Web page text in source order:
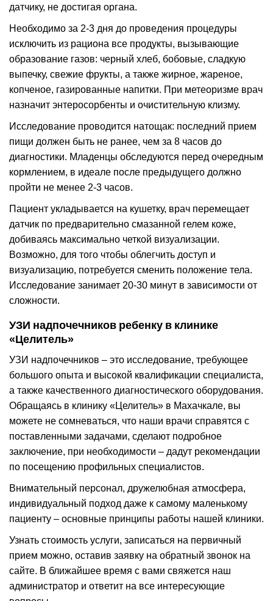
датчику, не достигая органа.
Необходимо за 2-3 дня до проведения процедуры
исключить из рациона все продукты, вызывающие
образование газов: черный хлеб, бобовые, сладкую
выпечку, свежие фрукты, а также жирное, жареное,
копченое, газированные напитки. При метеоризме врач
назначит энтеросорбенты и очистительную клизму.
Исследование проводится натощак: последний прием
пищи должен быть не ранее, чем за 8 часов до
диагностики. Младенцы обследуются перед очередным
кормлением, в идеале после предыдущего должно
пройти не менее 2-3 часов.
Пациент укладывается на кушетку, врач перемещает
датчик по предварительно смазанной гелем коже,
добиваясь максимально четкой визуализации.
Возможно, для того чтобы облегчить доступ и
визуализацию, потребуется сменить положение тела.
Исследование занимает 20-30 минут в зависимости от
сложности.
УЗИ надпочечников ребенку в клинике
«Целитель»
УЗИ надпочечников – это исследование, требующее
большого опыта и высокой квалификации специалиста,
а также качественного диагностического оборудования.
Обращаясь в клинику «Целитель» в Махачкале, вы
можете не сомневаться, что наши врачи справятся с
поставленными задачами, сделают подробное
заключение, при необходимости – дадут рекомендации
по посещению профильных специалистов.
Внимательный персонал, дружелюбная атмосфера,
индивидуальный подход даже к самому маленькому
пациенту – основные принципы работы нашей клиники.
Узнать стоимость услуги, записаться на первичный
прием можно, оставив заявку на обратный звонок на
сайте. В ближайшее время с вами свяжется наш
администратор и ответит на все интересующие